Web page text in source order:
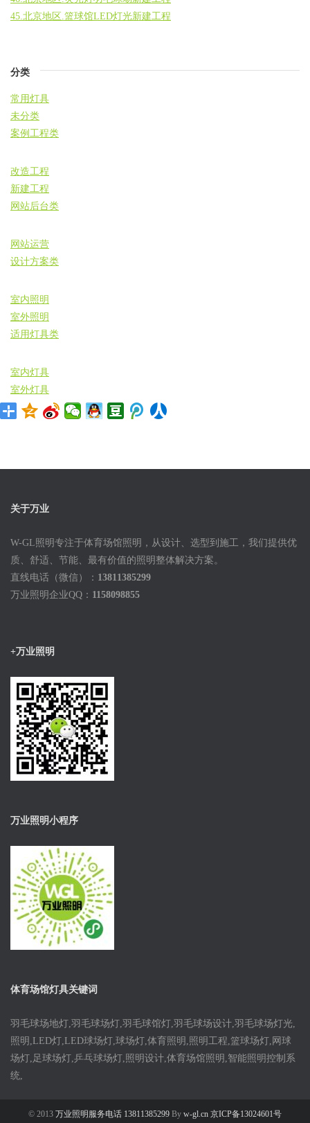
45.北京地区.篮球馆LED灯光新建工程
分类
常用灯具
未分类
案例工程类
改造工程
新建工程
网站后台类
网站运营
设计方案类
室内照明
室外照明
适用灯具类
室内灯具
室外灯具
关于万业
W-GL照明专注于体育场馆照明，从设计、选型到施工，我们提供优
质、舒适、节能、最有价值的照明整体解决方案。
直线电话（微信）： 13811385299
万业照明企业QQ： 1158098855
+万业照明
万业照明小程序
体育场馆灯具关键词
羽毛球场地灯,羽毛球场灯,羽毛球馆灯,羽毛球场设计,羽毛球场灯光,
照明,LED灯,LED球场灯,球场灯,体育照明,照明工程,篮球场灯,网球
场灯,足球场灯,乒乓球场灯,照明设计,体育场馆照明,智能照明控制系
统,
© 2013 万业照明服务电话 13811385299 By w-gl.cn 京ICP备13024601号